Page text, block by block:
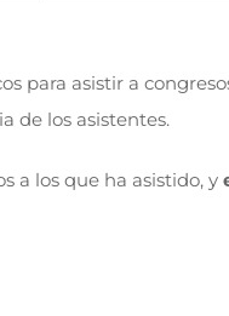
para asistir a
de los asistentes.
a los que ha asistido, y